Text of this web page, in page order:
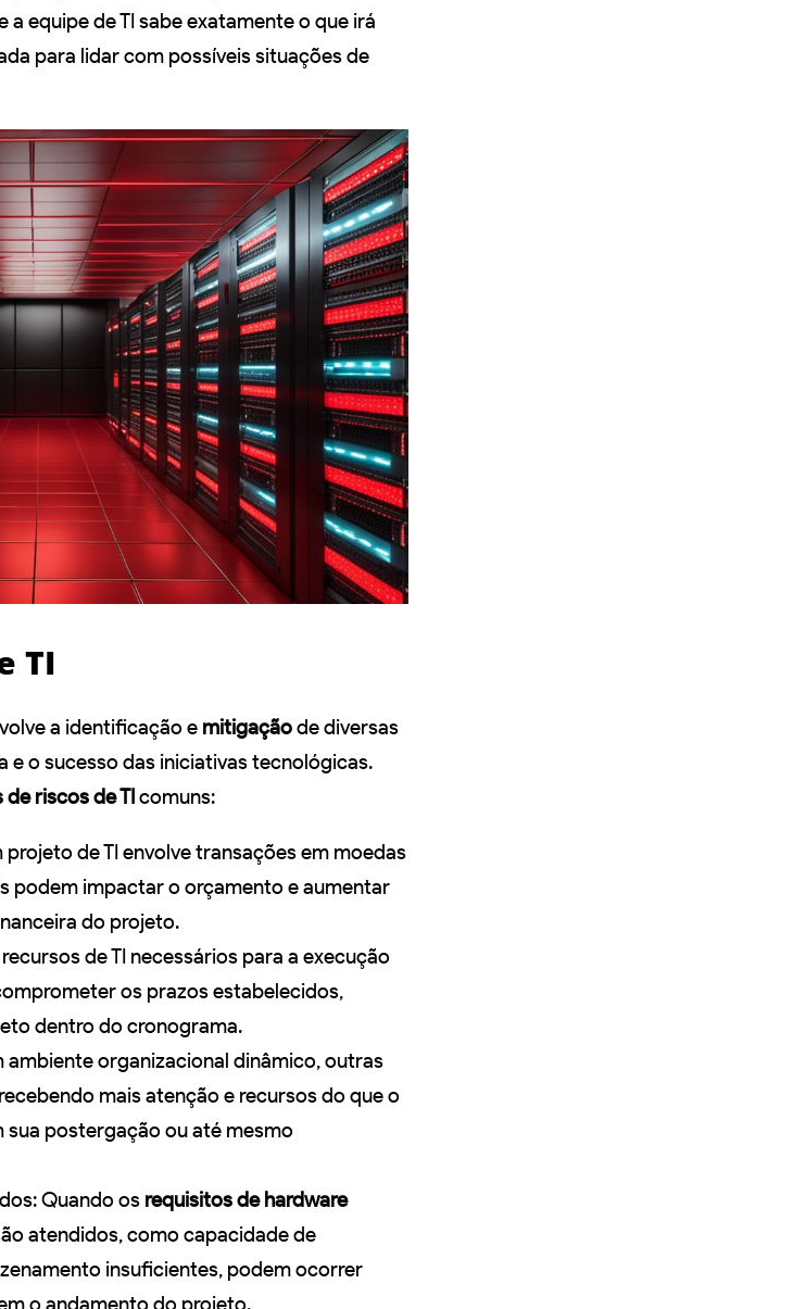
equipe de TI sabe exatamente o que irá
para lidar com possíveis situações de
TI
a identificação e mitigaçãode diversas
e o sucesso das iniciativas tecnológicas.
riscos de TIcomuns:
projeto de TI envolve transações em moedas
podem impactar o orçamento e aumentar
do projeto.
de TI necessários para a execução
os prazos estabelecidos,
dentro do cronograma.
ambiente organizacional dinâmico, outras
mais atenção e recursos do que o
postergação ou até mesmo
Quando os requisitos de hardware
atendidos, como capacidade de
insuficientes, podem ocorrer